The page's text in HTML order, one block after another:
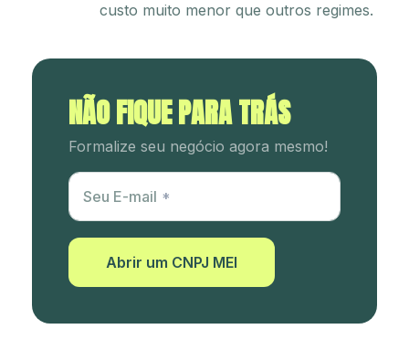
custo muito menor que outros regimes.
NÃO FIQUE PARA TRÁS
Formalize seu negócio agora mesmo!
Utm Content
Seu E-mail
Abrir um CNPJ MEI